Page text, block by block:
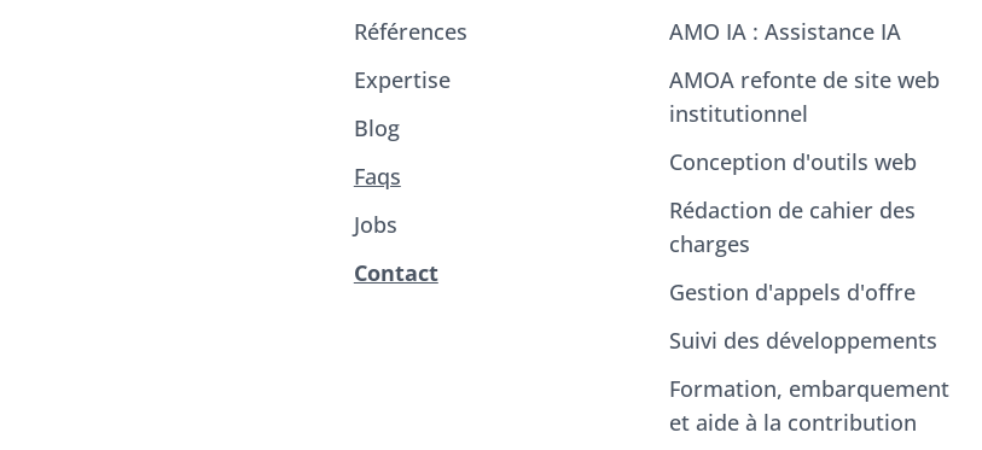
Références
Expertise
Blog
Faqs
Jobs
Contact
AMO IA : Assistance IA
AMOA refonte de site web
institutionnel
Conception d'outils web
Rédaction de cahier des
charges
Gestion d'appels d'offre
Suivi des développements
Formation, embarquement
et aide à la contribution